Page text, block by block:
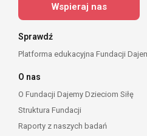
Wspieraj nas
Sprawdź
Platforma edukacyjna Fundacji
O nas
O Fundacji Dajemy Dzieciom Siłę
Struktura Fundacji
Raporty z naszych badań